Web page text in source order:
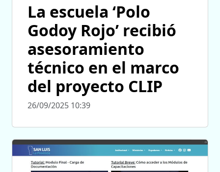
La escuela ‘Polo
Godoy Rojo’ recibió
asesoramiento
técnico en el marco
del proyecto CLIP
26/09/2025 10:39